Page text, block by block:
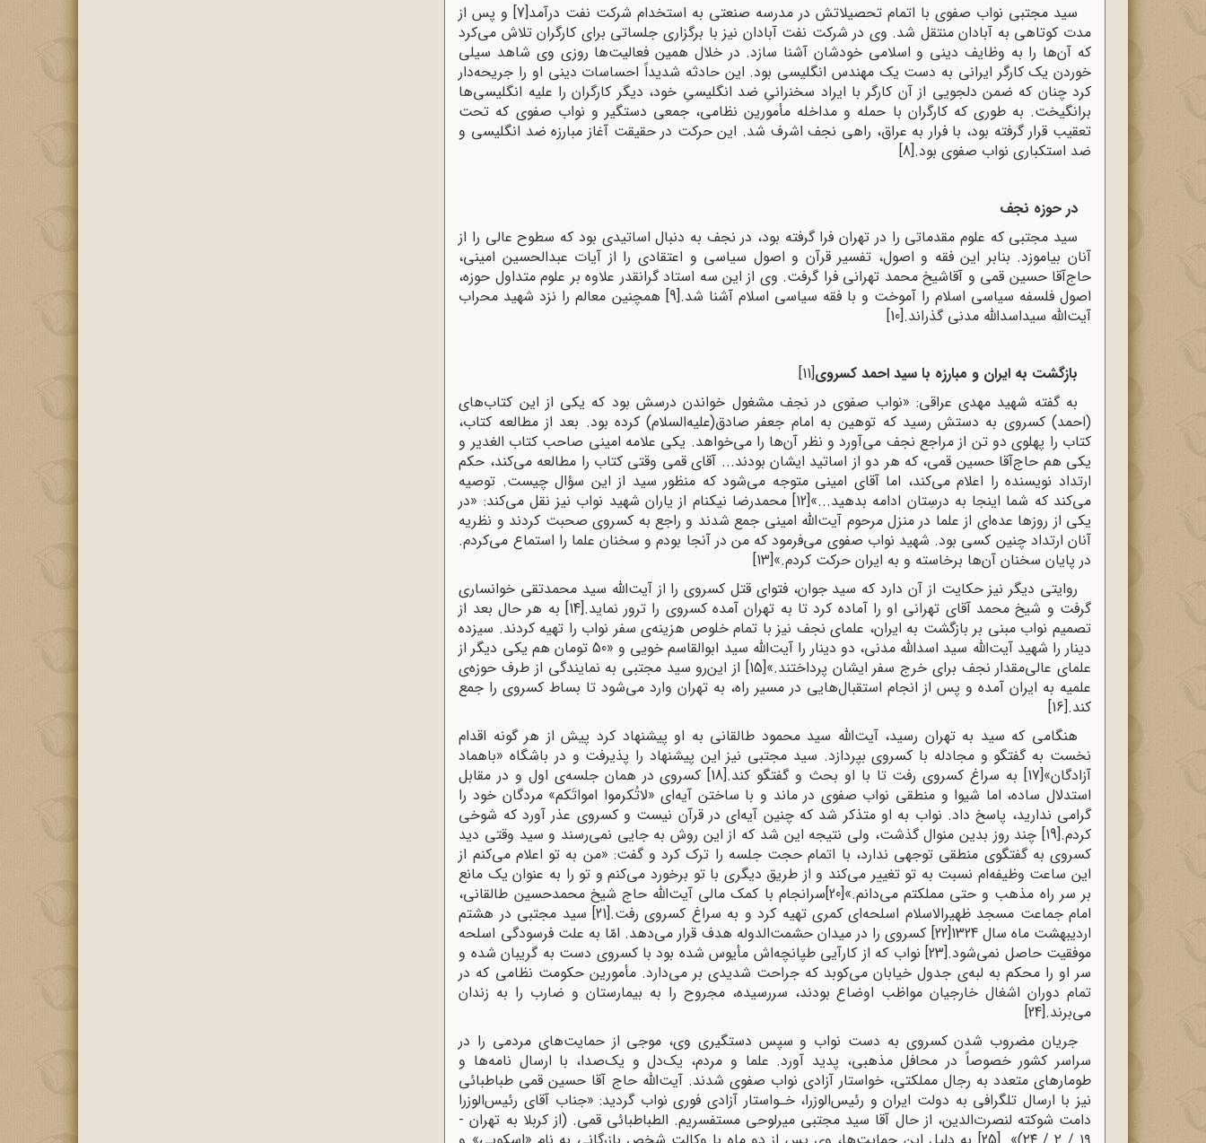
سید مجتبی نواب صفوی با اتمام تحصیلاتش در مدرسه صنعتی به استخدام شرکت نفت درآمد[7]
و پس از
مدت کوتاهی به آبادان منتقل شد. وی در شرکت نفت آبادان نیز با برگزاری جلساتی برای کارگران تلاش می‌کرد
که آن‌ها را به وظایف دینی و اسلامی خودشان آشنا سازد. در خلال همین فعالیت‌ها روزی وی شاهد سیلی
خوردن یک کارگر ایرانی به ‌دست یک مهندس انگلیسی بود. این حادثه شدیداً احساسات دینی او را جریحه‌دار
کرد چنان که ضمن دلجویی از آن کارگر با ایراد سخنرانیِ ضد انگلیسیِ خود، دیگر کارگران را علیه انگلیسی‌ها
برانگیخت. به ‌طوری که کارگران با حمله و مداخله مأمورین نظامی، جمعی دستگیر و نواب صفوی که تحت
تعقیب قرار گرفته بود، با فرار به عراق، راهی نجف اشرف شد. این حرکت در حقیقت آغاز مبارزه ضد انگلیسی و
ضد استکباری نواب صفوی بود.[8]
در حوزه نجف
سید مجتبی که علوم مقدماتى را در تهران فرا گرفته بود، در نجف به دنبال اساتیدى بود که سطوح عالى را از
آنان بیاموزد. بنابر این فقه و اصول، تفسیر قرآن و اصول سیاسى و اعتقادى را از آیات عبدالحسین امینى،
حاج‌آقا حسین قمى و آقاشیخ محمد تهرانى فرا گرفت. وی از این سه استاد گرانقدر علاوه بر علوم متداول حوزه،
اصول فلسفه سیاسى اسلام را آموخت و با فقه سیاسى اسلام آشنا شد.[9]
همچنین معالم را نزد شهید محراب
آیت‌الله سیداسدالله مدنی گذراند.[10]
بازگشت به ایران و مبارزه با سید احمد کسروی[11]
به گفته شهید ‌مهدی عراقی: «نواب صفوی در نجف مشغول خواندن درسش بود که یکی از این کتاب‌های
(احمد) کسروی به دستش رسید که توهین به امام جعفر صادق(علیه‌السلام) کرده بود. بعد از مطالعه کتاب،
کتاب را پهلوی دو تن از مراجع نجف می‌آورد و نظر آن‌ها را می‌خواهد. یکی علامه امینی صاحب کتاب الغدیر و
یکی هم حاج‌آقا حسین قمی، که هر دو از اساتید ایشان بودند... آقای قمی وقتی کتاب را مطالعه می‌کند، حکم
ارتداد نویسنده را اعلام می‌کند، اما آقای امینی متوجه می‌شود که منظور سید از این سؤال چیست. توصیه
می‌کند که شما اینجا به درسِتان ادامه بدهید...»[12]
محمدرضا نیکنام از یاران شهید نواب نیز نقل می‌کند: «در
یکی از روزها عده‌ای از علما در منزل مرحوم آیت‌الله امینی جمع شدند و راجع به کسروی صحبت کردند و نظریه
آنان ارتداد چنین کسی بود. شهید نواب صفوی می‌فرمود که من در آنجا بودم و سخنان علما را استماع می‌کردم.
در پایان سخنان آن‌ها برخاسته و به ایران حرکت کردم.»[13]
روایتی دیگر نیز حکایت از آن دارد که سید جوان، فتوای قتل کسروی را از آیت‌الله سید محمدتقی خوانساری
گرفت و شیخ محمد آقای تهرانی او را آماده کرد تا به تهران آمده کسروی را ترور نماید.[14]
به هر حال بعد از
تصمیم نواب مبنی بر بازگشت به ایران، علماى نجف نیز با تمام خلوص هزینه‌ى سفر نواب را تهیه کردند. سیزده
دینار را شهید آیت‌الله سید اسدالله مدنى، دو دینار را آیت‌الله سید ابوالقاسم خویى و «50 تومان هم یکى دیگر از
علماى عالى‌مقدار نجف براى خرج سفر ایشان پرداختند.»[15]
از این‌رو سید مجتبی به نمایندگى از طرف حوزه‌ى
علمیه به ایران آمده و پس از انجام استقبال‌هایى در مسیر راه، به تهران وارد می‌شود تا بساط کسروى را جمع
کند.[16]
هنگامی که سید به تهران رسید، آیت‌الله سید محمود طالقانی به او پیشنهاد کرد پیش از هر گونه اقدام
نخست به گفتگو و مجادله با کسروی بپردازد. سید مجتبی نیز این پیشنهاد را پذیرفت و در باشگاه «باهماد
آزادگان»[17] به سراغ کسروی رفت تا با او بحث و گفتگو کند.[18]
کسروى در همان جلسه‌ى اول و در مقابل
استدلال ساده، اما شیوا و منطقى نواب صفوى در ماند و با ساختن آیه‌اى «لاتُکرموا امواتَکم» مردگان خود را
گرامى ندارید، پاسخ داد. نواب به او متذکر شد که چنین آیه‌اى در قرآن نیست و کسروى عذر آورد که شوخى
کردم.[19]
چند روز بدین منوال گذشت، ولی نتیجه این شد که از این روش به ‌جایی نمی‌رسند و سید وقتی دید
کسروی به گفتگوی منطقی توجهی ندارد، با اتمام حجت جلسه را ترک کرد و گفت: «من به تو اعلام می‌کنم از
این ساعت وظیفه‌ام نسبت به تو تغییر می‌کند و از طریق دیگری با تو برخورد می‌کنم و تو را به ‌عنوان یک مانع
بر سر راه مذهب و حتی مملکتم می‌دانم.»[20]
سرانجام با کمک مالی آیت‌الله حاج‌ شیخ محمدحسین طالقانی،
امام جماعت مسجد ظهیرالاسلام اسلحه‌ای کمری تهیه کرد و به سراغ کسروی رفت.[21]
سید مجتبی در هشتم
اردیبهشت ماه سال 1324
[22]
کسروى را در میدان حشمت‌الدوله هدف قرار مى‌دهد. امّا به علت فرسودگى اسلحه
موفقیت حاصل نمى‌شود.[23]
نواب که از کارآیی طپانچه‌اش مأیوس شده بود با کسروی دست به گریبان شده و
سر او را محکم به لبه‌ی جدول خیابان می‌کوبد که جراحت شدیدی بر می‌دارد. مأمورین حکومت نظامی که در
تمام دوران اشغال خارجیان مواظب اوضاع بودند، سررسیده، مجروح را به بیمارستان و ضارب را به زندان
می‌برند.[24]
جریان مضروب شدن کسروی به دست نواب و سپس دستگیری وی، موجی از حمایت‌های مردمی را در
سراسر کشور خصوصاً در محافل مذهبی، پدید آورد. علما و مردم، یک‌دل و یک‌صدا، با ارسال نامه‌ها و
طومارهای متعدد به رجال مملکتی، خواستار آزادی نواب صفوی شدند. آیت‌الله حاج آقا حسین قمی طباطبائی
نیز با ارسال تلگرافی به دولت ایران و رئیس‌الوزرا، خـواستار آزادی فوری نواب گردید: «جناب آقای رئیس‌الوزرا
دامت شوکته لنصرت‌الدین، از حال آقا سید مجتبی میرلوحی مستفسریم. الطباطبائی قمی. (از کربلا به تهران -